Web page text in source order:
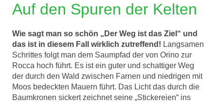
Auf den Spuren der Kelten
Wie sagt man so schön „Der Weg ist das Ziel“ und
das ist in diesem Fall wirklich zutreffend! Langsamen
Schrittes folgt man dem Saumpfad der von Orino zur
Rocca hoch führt. Es ist ein guter und schattiger Weg
der durch den Wald zwischen Farnen und niedrigen mit
Moos bedeckten Mauern führt. Das Licht das durch die
Baumkronen sickert zeichnet seine „Stickereien“ ins